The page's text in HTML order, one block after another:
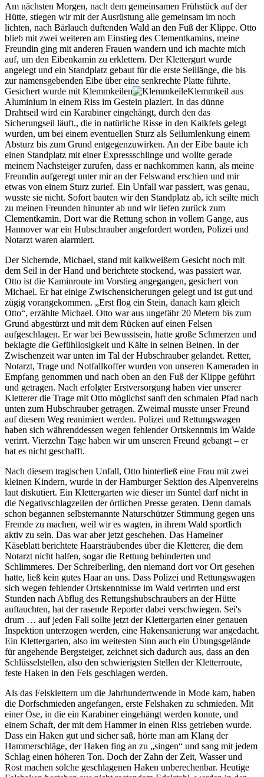
Am nächsten Morgen, nach dem gemeinsamen Frühstück auf der
Hütte, stiegen wir mit der Ausrüstung alle gemeinsam im noch
lichten, nach Bärlauch duftenden Wald an den Fuß der Klippe. Otto
blieb mit zwei weiteren am Einstieg des Clementkamins, meine
Freundin ging mit anderen Frauen wandern und ich machte mich
auf, um den Eibenkamin zu erklettern. Der Klettergurt wurde
angelegt und ein Standplatz gebaut für die erste Seillänge, die bis
zur namensgebenden Eibe über eine senkrechte Platte führte.
Gesichert wurde mit Klemmkeilen
Klemmkeil aus
Aluminium in einem Riss im Gestein plaziert. In das dünne
Drahtseil wird ein Karabiner eingehängt, durch den das
Sicherungseil läuft., die in natürliche Risse in den Kalkfels gelegt
wurden, um bei einem eventuellen Sturz als Seilumlenkung einem
Absturz bis zum Grund entgegenzuwirken. An der Eibe baute ich
einen Standplatz mit einer Expressschlinge und wollte gerade
meinem Nachsteiger zurufen, dass er nachkommen kann, als meine
Freundin aufgeregt unter mir an der Felswand erschien und mir
etwas von einem Sturz zurief. Ein Unfall war passiert, was genau,
wusste sie nicht. Sofort bauten wir den Standplatz ab, ich seilte mich
zu meinen Freunden hinunter ab und wir liefen zurück zum
Clementkamin. Dort war die Rettung schon in vollem Gange, aus
Hannover war ein Hubschrauber angefordert worden, Polizei und
Notarzt waren alarmiert.
Der Sichernde, Michael, stand mit kalkweißem Gesicht noch mit
dem Seil in der Hand und berichtete stockend, was passiert war.
Otto ist die Kaminroute im Vorstieg angegangen, gesichert von
Michael. Er hat einige Zwischensicherungen gelegt und ist gut und
zügig vorangekommen.
Erst flog ein Stein, danach kam gleich
Otto , erzählte Michael. Otto war aus ungefähr 20 Metern bis zum
Grund abgestürzt und mit dem Rücken auf einen Felsen
aufgeschlagen. Er war bei Bewusstsein, hatte große Schmerzen und
beklagte die Gefühllosigkeit und Kälte in seinen Beinen. In der
Zwischenzeit war unten im Tal der Hubschrauber gelandet. Retter,
Notarzt, Trage und Notfallkoffer wurden von unseren Kameraden in
Empfang genommen und nach oben an den Fuß der Klippe geführt
und getragen. Nach erfolgter Erstversorgung haben vier unserer
Kletterer die Trage mit Otto möglichst sanft den schmalen Pfad nach
unten zum Hubschrauber getragen. Zweimal musste unser Freund
auf diesem Weg reanimiert werden. Polizei und Rettungswagen
haben sich währenddessen wegen fehlender Ortskenntnis im Walde
verirrt. Vierzehn Tage haben wir um unseren Freund gebangt – er
hat es nicht geschafft.
Nach diesem tragischen Unfall, Otto hinterließ eine Frau mit zwei
kleinen Kindern, wurde in der Hamburger Sektion des Alpenvereins
laut diskutiert. Ein Klettergarten wie dieser im Süntel darf nicht in
die Negativschlagzeilen der örtlichen Presse geraten. Denn damals
schon begannen selbsternannte Naturschützer Stimmung gegen uns
Fremde zu machen, weil wir es wagten, in ihrem Wald sportlich
aktiv zu sein. Das war aber jetzt geschehen. Das Hamelner
Käseblatt berichtete Haarsträubendes über die Kletterer, die dem
Notarzt nicht halfen, sogar die Rettung behinderten und
Schlimmeres. Der Schreiberling, den niemand dort vor Ort gesehen
hatte, ließ kein gutes Haar an uns. Dass Polizei und Rettungswagen
sich wegen fehlender Ortskenntnisse im Wald verirrten und erst
Stunden nach Abflug des Rettungshubschraubers an der Hütte
auftauchten, hat der rasende Reporter dabei verschwiegen. Sei's
drum … auf jeden Fall sollte jetzt der Klettergarten einer genauen
Inspektion unterzogen werden, eine Hakensanierung war angedacht.
Ein Klettergarten, also im weitesten Sinn auch ein Übungsgelände
für angehende Bergsteiger, zeichnet sich dadurch aus, dass an den
Schlüsselstellen, also den schwierigsten Stellen der Kletterroute,
feste Haken in den Fels geschlagen werden.
Als das Felsklettern um die Jahrhundertwende in Mode kam, haben
die Dorfschmieden angefangen, erste Felshaken zu schmieden. Mit
einer Öse, in die ein Karabiner eingehängt werden konnte, und
einem Schaft, der mit dem Hammer in einen Riss getrieben wurde.
Dass ein Haken gut und sicher saß, hörte man am Klang der
Hammerschläge, der Haken fing an zu
singen
und sang mit jedem
Schlag einen höheren Ton. Doch der Zahn der Zeit, Wasser und
Rost machen solche geschlagenen Haken unberechenbar. Heutige